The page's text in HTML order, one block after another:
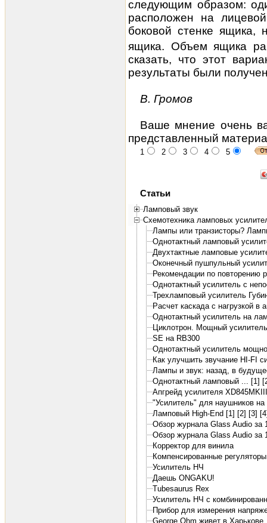
следующим образом:
расположен на
боковой стенке ящика,
ящика. Объем ящика
сказать, что этот
результаты были
В. Громов
Ваше мнение очень
представленный
1 2 3 4 5
Статьи
Ламповый звук
Схемотехника ламповых
Лампы или транзисторы?
Однотактный ламповый
Двухтактные ламповые
Оконечный пушпульный
Рекомендации по повторению
Однотактный усилитель с
Трехламповый усилитель
Расчет каскада с нагрузкой в
Однотактный усилитель на
Циклотрон. Мощный
SE на RB300
Однотактный усилитель
Как улучшить звучание HI-FI
Лампы и звук: назад, в
Однотактный ламповый ... [1]
Апгрейд усилителя
"Усилитель" для наушников
Ламповый High-End [1] [2] [3]
Обзор журнала Glass Audio за
Обзор журнала Glass Audio за
Корректор для винила
Компенсированные
Усилитель НЧ
Даешь ONGAKU!
Tubesaurus Rex
Усилитель НЧ с
Прибор для измерения
George Ohm живет в Харькове